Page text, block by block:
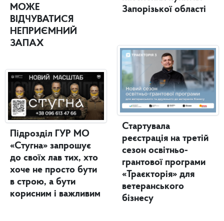
МОЖЕ
ВІДЧУВАТИСЯ
НЕПРИЄМНИЙ
ЗАПАХ
Підрозділ ГУР МО
«Стугна» запрошує
до своїх лав тих, хто
хоче не просто бути
в строю, а бути
корисним і важливим
Запорізької області
Стартувала
реєстрація на третій
сезон освітньо-
грантової програми
«Траєкторія» для
ветеранського
бізнесу